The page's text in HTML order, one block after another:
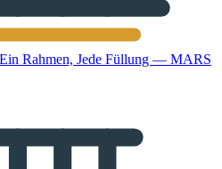
Ein Rahmen, Jede Füllung — MARS